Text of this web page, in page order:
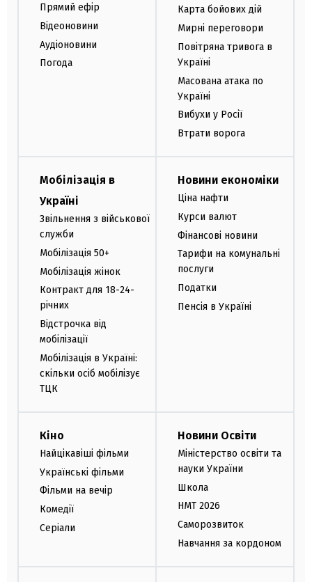
Прямий ефір
Відеоновини
Аудіоновини
Погода
Карта бойових дій
Мирні переговори
Повітряна тривога в
Україні
Масована атака по
Україні
Вибухи у Росії
Втрати ворога
Мобілізація в
Україні
Звільнення з військової
служби
Мобілізація 50+
Мобілізація жінок
Контракт для 18-24-
річних
Відстрочка від
мобілізації
Мобілізація в Україні:
скільки осіб мобілізує
ТЦК
Новини економіки
Ціна нафти
Курси валют
Фінансові новини
Тарифи на комунальні
послуги
Податки
Пенсія в Україні
Кіно
Найцікавіші фільми
Українські фільми
Фільми на вечір
Комедії
Серіали
Новини Освіти
Міністерство освіти та
науки України
Школа
НМТ 2026
Саморозвиток
Навчання за кордоном